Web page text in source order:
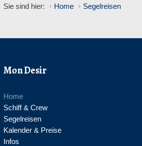
Sie sind hier: Home Segelreisen
Mon Desir
Home
Schiff & Crew
Segelreisen
Kalender & Preise
Infos